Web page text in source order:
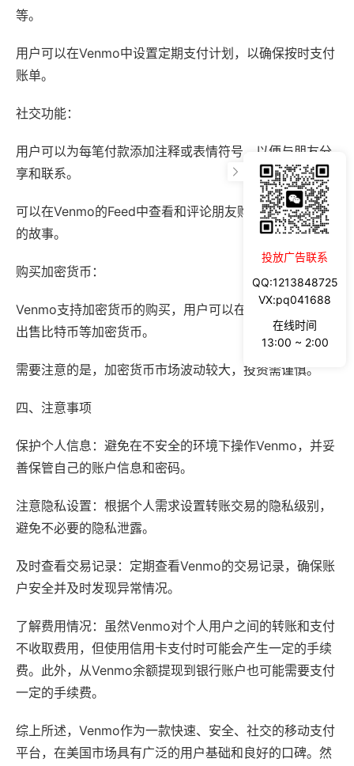
等。
用户可以在Venmo中设置定期支付计划，以确保按时支付
账单。
社交功能：
用户可以为每笔付款添加注释或表情符号，以便与朋友分
享和联系。
可以在Venmo的Feed中查看和评论朋友购买的商品或分享
的故事。
购买加密货币：
Venmo支持加密货币的购买，用户可以在其平台上购买和
出售比特币等加密货币。
需要注意的是，加密货币市场波动较大，投资需谨慎。
四、注意事项
保护个人信息：避免在不安全的环境下操作Venmo，并妥
善保管自己的账户信息和密码。
注意隐私设置：根据个人需求设置转账交易的隐私级别，
避免不必要的隐私泄露。
及时查看交易记录：定期查看Venmo的交易记录，确保账
户安全并及时发现异常情况。
了解费用情况：虽然Venmo对个人用户之间的转账和支付
不收取费用，但使用信用卡支付时可能会产生一定的手续
费。此外，从Venmo余额提现到银行账户也可能需要支付
一定的手续费。
综上所述，Venmo作为一款快速、安全、社交的移动支付
平台，在美国市场具有广泛的用户基础和良好的口碑。然
投放广告联系
QQ:1213848725
VX:pq041688
在线时间
13:00 ~ 2:00